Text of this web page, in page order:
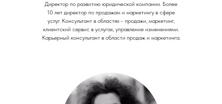
Директор по развитию юридической компании. Более
10 лет директор по продажам и маркетингу в сфере
услуг. Консультант в областях - продажи, маркетинг,
клиентский сервис в услугах, управление изменениями.
Карьерный консультант в области продаж и маркетинга.